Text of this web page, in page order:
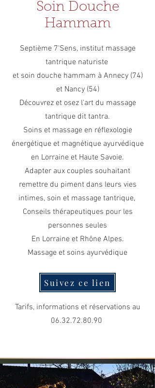
Soin Douche
Hammam
Septième 7'Sens, institut massage
tantrique naturiste
et soin douche hammam à Annecy (74)
et Nancy (54)
Découvrez et osez l'art du massage
tantrique dit tantra.
Soins et massage en réflexologie
énergétique et magnétique ayurvédique
en Lorraine et Haute Savoie.
Adapter aux couples souhaitant
remettre du piment dans leurs vies
intimes, soin et massage tantrique,
Conseils thérapeutiques pour les
personnes seules
En Lorraine et Rhône Alpes.
Massage et soins ayurvédique
Tarifs, informations et réservations au
06.32.72.80.90
Suivez ce lien